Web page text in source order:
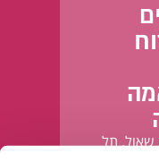
21, בית שאול, תל